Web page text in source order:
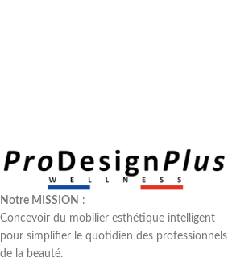
Notre MISSION :
Concevoir du mobilier esthétique intelligent
pour simplifier le quotidien des professionnels
de la beauté.